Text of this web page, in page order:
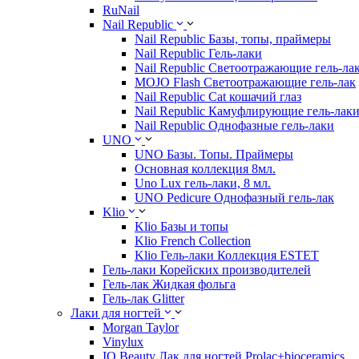
RuNail
Nail Republic
Nail Republic Базы, топы, праймеры
Nail Republic Гель-лаки
Nail Republic Светоотражающие гель-
MOJO Flash Светоотражающие гель-лак
Nail Republic Cat кошачий глаз
Nail Republic Камуфлирующие гель-лаки
Nail Republic Однофазные гель-лаки
UNO
UNO Базы. Топы. Праймеры
Основная коллекция 8мл.
Uno Lux гель-лаки, 8 мл.
UNO Pedicure Однофазный гель-лак
Klio
Klio Базы и топы
Klio French Collection
Klio Гель-лаки Коллекция ESTET
Гель-лаки Корейских производителей
Гель-лак Жидкая фольга
Гель-лак Glitter
Лаки для ногтей
Morgan Taylor
Vinylux
IQ Beauty Лак для ногтей Prolac+bioceramics